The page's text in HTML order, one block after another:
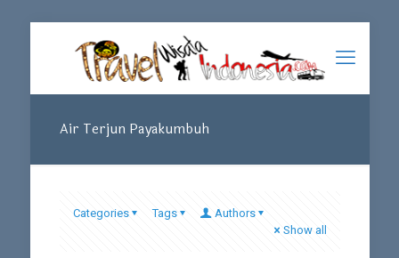
Air Terjun Payakumbuh
Categories Tags
Authors
Show all